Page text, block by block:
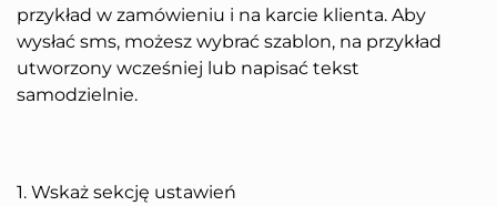
przykład w zamówieniu i na karcie klienta. Aby
wysłać sms, możesz wybrać szablon, na przykład
utworzony wcześniej lub napisać tekst
samodzielnie.
1. Wskaż sekcję ustawień